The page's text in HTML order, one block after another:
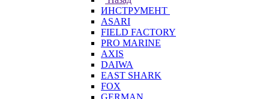
ИНСТРУМЕНТ
ASARI
FIELD FACTORY
PRO MARINE
AXIS
DAIWA
EAST SHARK
FOX
GERMAN